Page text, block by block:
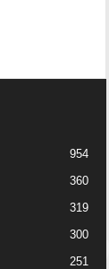
954
360
319
300
251